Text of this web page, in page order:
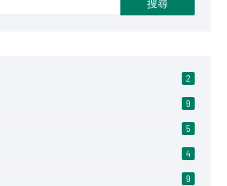
2
9
5
4
9